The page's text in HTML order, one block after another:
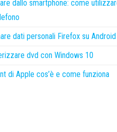
dallo smartphone: come
dati personali Firefox su
dvd con Windows 10
di Apple cos’è e come funziona